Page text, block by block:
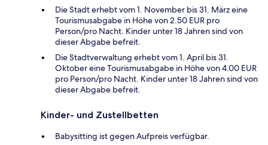
Die Stadt erhebt vom 1. November bis 31. März eine
Tourismusabgabe in Höhe von 2.50 EUR pro
Person/pro Nacht. Kinder unter 18 Jahren sind von
dieser Abgabe befreit.
Die Stadtverwaltung erhebt vom 1. April bis 31.
Oktober eine Tourismusabgabe in Höhe von 4.00 EUR
pro Person/pro Nacht. Kinder unter 18 Jahren sind von
dieser Abgabe befreit.
Kinder- und Zustellbetten
Babysitting ist gegen Aufpreis verfügbar.